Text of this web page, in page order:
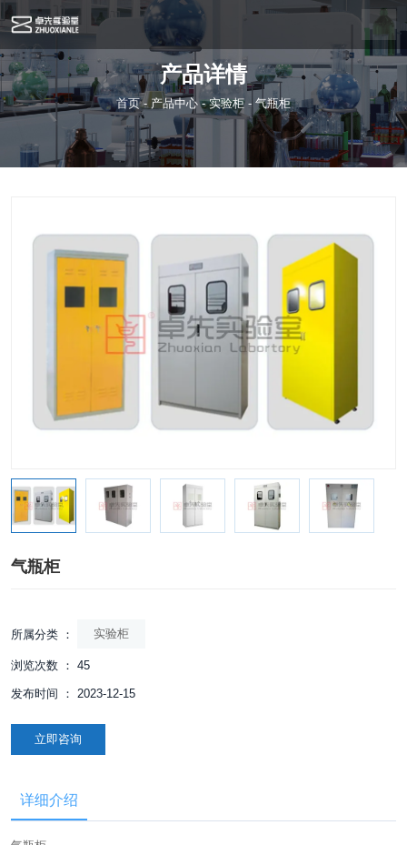
产品详情
首页- 产品中心 -实验柜 - 气瓶柜
气瓶柜
所属分类 ： 实验柜
浏览次数 ： 45
发布时间 ： 2023-12-15
立即咨询
详细介绍